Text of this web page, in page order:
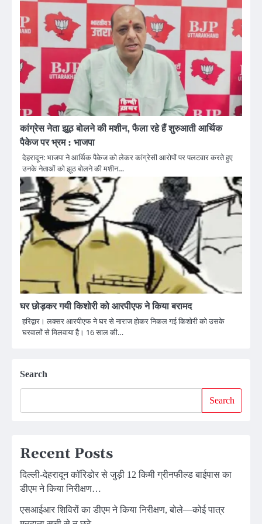
कांग्रेस नेता झूठ बोलने की मशीन, फैला रहे हैं शुरुआती आर्थिक
पैकेज पर भ्रम : भाजपा
देहरादून: भाजपा ने आर्थिक पैकेज को लेकर कांग्रेसी आरोपों पर पलटवार करते हुए
उनके नेताओं को झूठ बोलने की मशीन…
घर छोड़कर गयी किशोरी को आरपीएफ ने किया बरामद
हरिद्वार। लक्सर आरपीएफ ने घर से नाराज होकर निकल गई किशोरी को उसके
घरवालों से मिलवाया है। 16 साल की…
Search
Search
Recent Posts
दिल्ली-देहरादून कॉरिडोर से जुड़ी 12 किमी ग्रीनफील्ड बाईपास का
डीएम ने किया निरीक्षण…
एसआईआर शिविरों का डीएम ने किया निरीक्षण, बोले—कोई पात्र